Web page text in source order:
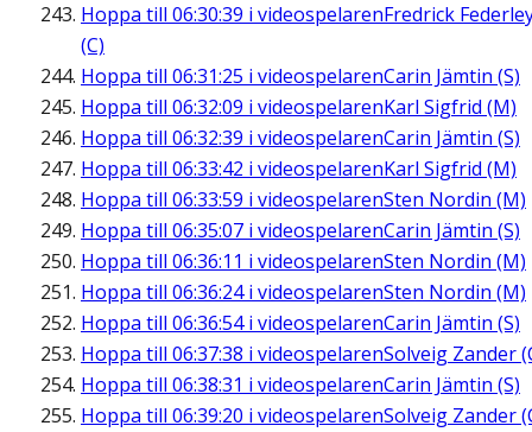
Hoppa till 06:30:39 i videospelarenFredrick
(C)
Hoppa till 06:31:25 i videospelarenCarin Jämtin (S)
Hoppa till 06:32:09 i videospelarenKarl Sigfrid (M)
Hoppa till 06:32:39 i videospelarenCarin Jämtin (S)
Hoppa till 06:33:42 i videospelarenKarl Sigfrid (M)
Hoppa till 06:33:59 i videospelarenSten Nordin (M)
Hoppa till 06:35:07 i videospelarenCarin Jämtin (S)
Hoppa till 06:36:11 i videospelarenSten Nordin (M)
Hoppa till 06:36:24i videospelarenSten Nordin (M)
Hoppa till 06:36:54i videospelarenCarin Jämtin (S)
Hoppa till 06:37:38 i videospelarenSolveig Zander
Hoppa till 06:38:31 i videospelarenCarin Jämtin (S)
Hoppa till 06:39:20 i videospelarenSolveig Zander